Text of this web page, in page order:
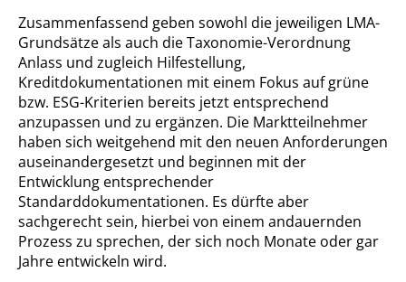
Zusammenfassend geben sowohl die jeweiligen LMA-
Grundsätze als auch die Taxonomie-Verordnung
Anlass und zugleich Hilfestellung,
Kreditdokumentationen mit einem Fokus auf grüne
bzw. ESG-Kriterien bereits jetzt entsprechend
anzupassen und zu ergänzen. Die Marktteilnehmer
haben sich weitgehend mit den neuen Anforderungen
auseinandergesetzt und beginnen mit der
Entwicklung entsprechender
Standarddokumentationen. Es dürfte aber
sachgerecht sein, hierbei von einem andauernden
Prozess zu sprechen, der sich noch Monate oder gar
Jahre entwickeln wird.